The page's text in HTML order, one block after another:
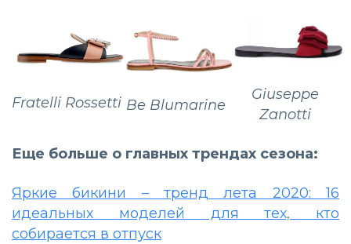
Fratelli Rossetti Be Blumarine
Giuseppe
Zanotti
Еще больше о главных трендах сезона:
Яркие бикини – тренд лета 2020: 16
идеальных моделей для тех, кто
собирается в отпуск